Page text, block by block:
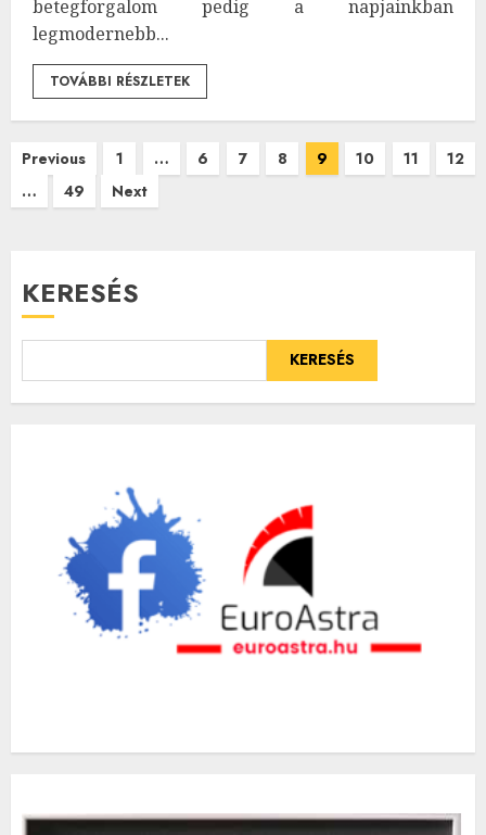
betegforgalom pedig a napjainkban
legmodernebb...
TOVÁBBI RÉSZLETEK
Bejegyzések
lapozása
Previous 1 … 6 7 8 9 10 11
12
…
49 Next
KERESÉS
KERESÉS